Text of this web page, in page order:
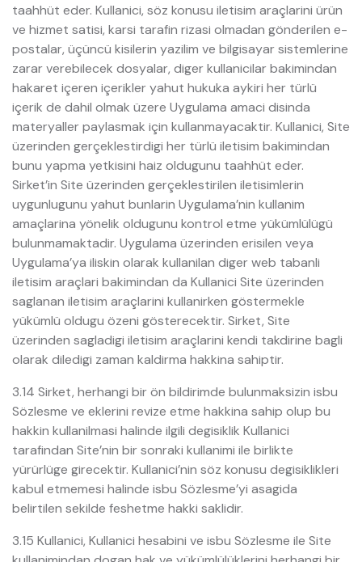
taahhüt eder. Kullanici, söz konusu iletisim araçlarini ürün
ve hizmet satisi, karsi tarafin rizasi olmadan gönderilen e-
postalar, üçüncü kisilerin yazilim ve bilgisayar sistemlerine
zarar verebilecek dosyalar, diger kullanicilar bakimindan
hakaret içeren içerikler yahut hukuka aykiri her türlü
içerik de dahil olmak üzere Uygulama amaci disinda
materyaller paylasmak için kullanmayacaktir. Kullanici, Site
üzerinden gerçeklestirdigi her türlü iletisim bakimindan
bunu yapma yetkisini haiz oldugunu taahhüt eder.
Sirket’in Site üzerinden gerçeklestirilen iletisimlerin
uygunlugunu yahut bunlarin Uygulama’nin kullanim
amaçlarina yönelik oldugunu kontrol etme yükümlülügü
bulunmamaktadir. Uygulama üzerinden erisilen veya
Uygulama’ya iliskin olarak kullanilan diger web tabanli
iletisim araçlari bakimindan da Kullanici Site üzerinden
saglanan iletisim araçlarini kullanirken göstermekle
yükümlü oldugu özeni gösterecektir. Sirket, Site
üzerinden sagladigi iletisim araçlarini kendi takdirine bagli
olarak diledigi zaman kaldirma hakkina sahiptir.
3.14 Sirket, herhangi bir ön bildirimde bulunmaksizin isbu
Sözlesme ve eklerini revize etme hakkina sahip olup bu
hakkin kullanilmasi halinde ilgili degisiklik Kullanici
tarafindan Site’nin bir sonraki kullanimi ile birlikte
yürürlüge girecektir. Kullanici’nin söz konusu degisiklikleri
kabul etmemesi halinde isbu Sözlesme’yi asagida
belirtilen sekilde feshetme hakki saklidir.
3.15 Kullanici, Kullanici hesabini ve isbu Sözlesme ile Site